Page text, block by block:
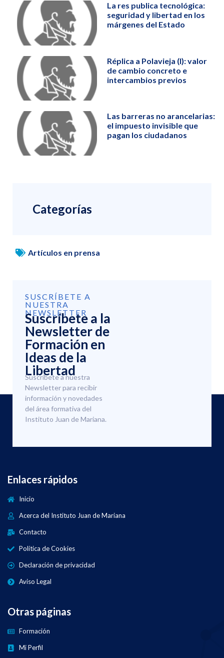
La res publica tecnológica:
seguridad y libertad en los
márgenes del Estado
Réplica a Polavieja (I): valor
de cambio concreto e
intercambios previos
Las barreras no arancelarias:
el impuesto invisible que
pagan los ciudadanos
Categorías
Artículos en prensa
SUSCRÍBETE A
NUESTRA
NEWSLETTER
Suscríbete a la
Newsletter de
Formación en
Ideas de la
Libertad
Suscríbete a nuestra
Newsletter para recibir
información y novedades
del área formativa del
Instituto Juan de Mariana.
Enlaces rápidos
Inicio
Acerca del Instituto Juan de Mariana
Contacto
Política de Cookies
Declaración de privacidad
Aviso Legal
Otras páginas
Formación
Mi Perfil